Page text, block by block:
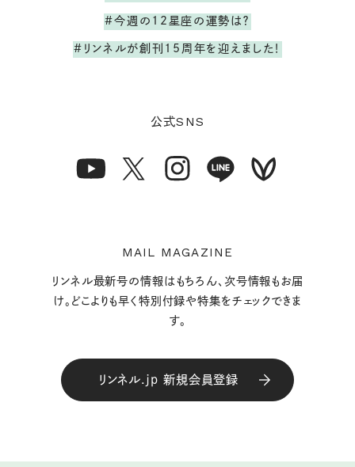
#今週の12星座の運勢は？
#リンネルが創刊15周年を迎えました！
公式SNS
MAIL MAGAZINE
リンネル最新号の情報はもちろん、次号情報もお届
け。どこよりも早く特別付録や特集をチェックできま
す。
リンネル.jp 新規会員登録